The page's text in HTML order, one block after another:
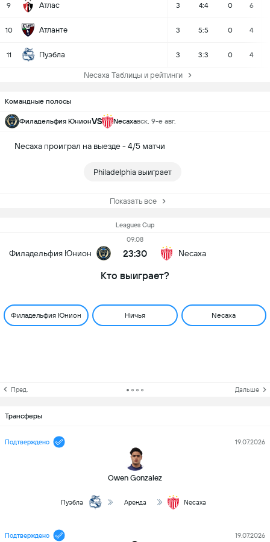
9 Атлас 3 4:4 0 6
10 Атланте 3 5:5 0 4
11 Пуэбла 3 3:3 0 4
Necaxa Таблицы и рейтинги
Командные полосы
Филадельфия ЮнионVS Necaxaвск, 9-е авг.
Necaxa проиграл на выезде - 4/5 матчи
Philadelphia выиграет
Показать все
Leagues Cup
Филадельфия Юнион
09.08
23:30 Necaxa
Кто выиграет?
Филадельфия Юнион Ничья Necaxa
Пред. Дальше
Трансферы
Подтверждено
Owen Gonzalez
19.07.2026
Пуэбла Аренда Necaxa
Подтверждено 19.07.2026